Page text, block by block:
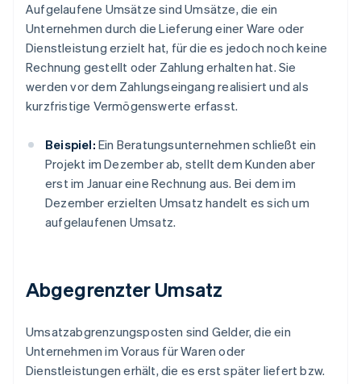
Aufgelaufene Umsätze sind Umsätze, die ein
Unternehmen durch die Lieferung einer Ware oder
Dienstleistung erzielt hat, für die es jedoch noch keine
Rechnung gestellt oder Zahlung erhalten hat. Sie
werden vor dem Zahlungseingang realisiert und als
kurzfristige Vermögenswerte erfasst.
Beispiel: Ein Beratungsunternehmen schließt ein
Projekt im Dezember ab, stellt dem Kunden aber
erst im Januar eine Rechnung aus. Bei dem im
Dezember erzielten Umsatz handelt es sich um
aufgelaufenen Umsatz.
Abgegrenzter Umsatz
Umsatzabgrenzungsposten sind Gelder, die ein
Unternehmen im Voraus für Waren oder
Dienstleistungen erhält, die es erst später liefert bzw.